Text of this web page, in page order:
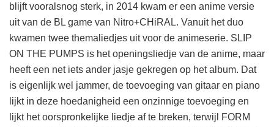
blijft vooralsnog sterk, in 2014 kwam er een anime versie
uit van de BL game van Nitro+CHiRAL. Vanuit het duo
kwamen twee themaliedjes uit voor de animeserie. SLIP
ON THE PUMPS is het openingsliedje van de anime, maar
heeft een net iets ander jasje gekregen op het album. Dat
is eigenlijk wel jammer, de toevoeging van gitaar en piano
lijkt in deze hoedanigheid een onzinnige toevoeging en
lijkt het oorspronkelijke liedje af te breken, terwijl FORM